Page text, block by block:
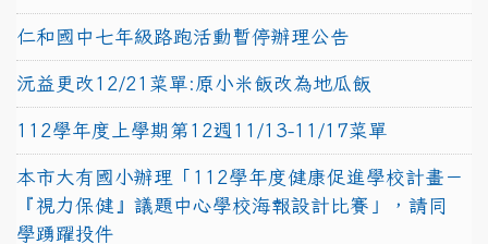
仁和國中七年級路跑活動暫停辦理公告
沅益更改12/21菜單:原小米飯改為地瓜飯
112學年度上學期第12週11/13-11/17菜單
本市大有國小辦理「112學年度健康促進學校計畫－
『視力保健』議題中心學校海報設計比賽」，請同
學踴躍投件